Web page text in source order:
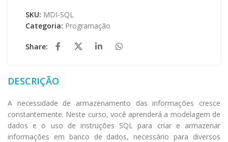
SKU: MDI-SQL
Categoria: Programação
Share:
DESCRIÇÃO
A necessidade de armazenamento das informações cresce
constantemente. Neste curso, você aprenderá a modelagem de
dados e o uso de instruções SQL para criar e armazenar
informações em banco de dados, necessário para diversos